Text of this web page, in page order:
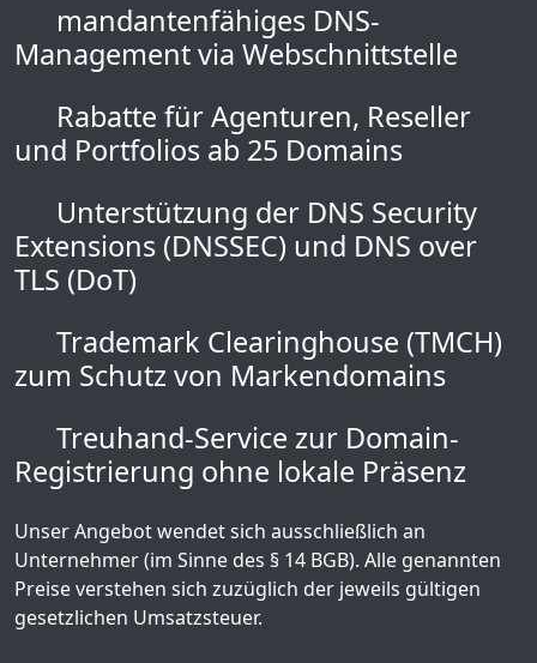
mandantenfähiges DNS-
Management via Webschnittstelle
Rabatte für Agenturen, Reseller
und Portfolios ab 25 Domains
Unterstützung der DNS Security
Extensions (DNSSEC) und DNS over
TLS (DoT)
Trademark Clearinghouse (TMCH)
zum Schutz von Markendomains
Treuhand-Service zur Domain-
Registrierung ohne lokale Präsenz
Unser Angebot wendet sich ausschließlich an
Unternehmer (im Sinne des § 14 BGB). Alle genannten
Preise verstehen sich zuzüglich der jeweils gültigen
gesetzlichen Umsatzsteuer.